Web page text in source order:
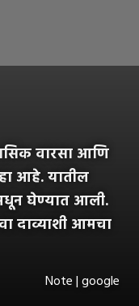
वारसा आणि
आहे. यातील
घेण्यात आली.
दाव्याशी आमचा
Note | google